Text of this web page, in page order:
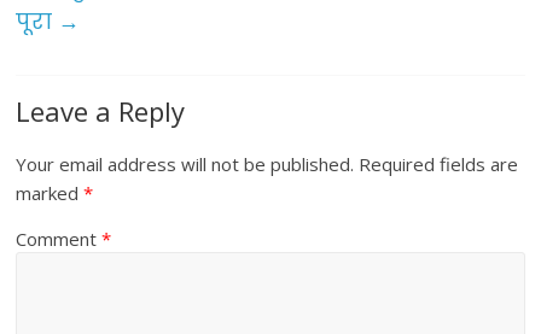
पूरा →
Leave a Reply
Your email address will not be published. Required fields are
marked*
Comment*